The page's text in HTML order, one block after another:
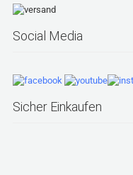
Social Media
Sicher Einkaufen